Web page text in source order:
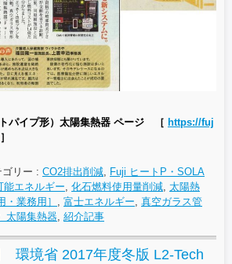
パイプ形）太陽集熱器 ページ ［ https://fuj
］
ゴリー : CO2排出削減, Fuji ヒートP・SOLA
能エネルギー, 化石燃料使用量削減, 太陽熱
業務用］ , 富士エネルギー, 真空ガラス管
太陽集熱器, 紹介記事
環境省 2017年度冬版 L2-Tech